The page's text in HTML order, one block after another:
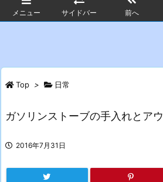
メニュー サイドバー 前へ
Top > 日常
ガソリンストーブの手入れとア
2016年7月31日